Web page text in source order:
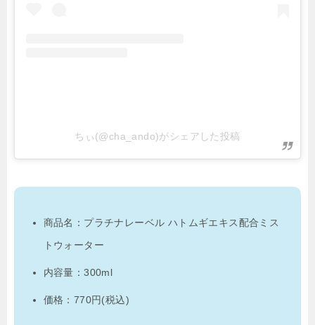
ちぃ(@cha_ando)がシェアした投稿
商品名：プラチナレーベル ハトムギエキス配合ミス
トウォーター
内容量：300ml
価格：770円(税込)